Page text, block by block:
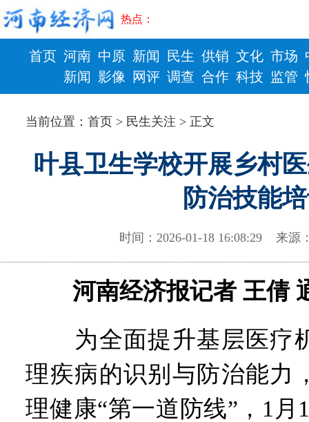
热点：
首页 河南
新闻
中原
影像
新闻
网评
民生
调查
供销
合作
文化
科技
市场
监管
财政 健康
当前位置：首页 > 民生关注 > 正文
叶县卫生学校开展乡村
防治技能
时间：2026-01-18 16:08:29 来
河南经济报记者 王倩
为全面提升基层医疗
理疾病的识别与防治能力
理健康“第一道防线”，1月